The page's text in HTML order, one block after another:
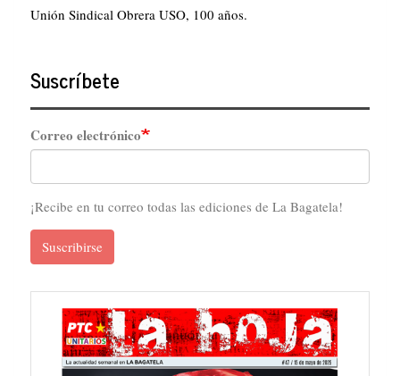
Unión Sindical Obrera USO, 100 años.
Suscríbete
Correo electrónico
¡Recibe en tu correo todas las ediciones de La Bagatela!
Suscribirse